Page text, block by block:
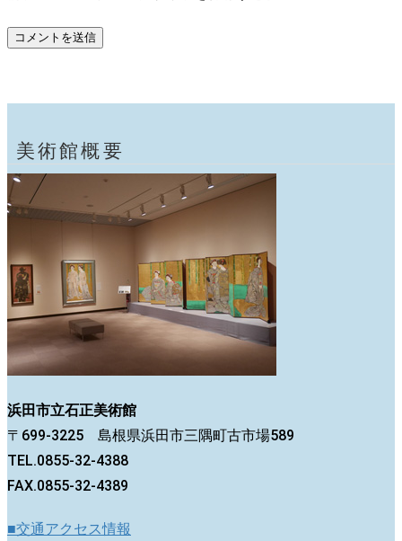
美術館概要
浜田市立石正美術館
〒699-3225 島根県浜田市三隅町古市場589
TEL.0855-32-4388
FAX.0855-32-4389
■交通アクセス情報